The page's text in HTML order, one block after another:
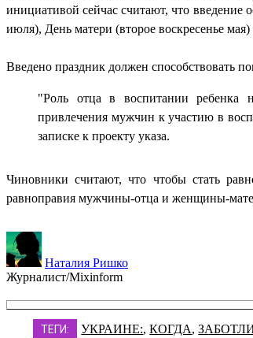
инициативой сейчас считают, что введение
июля), День матери (второе воскресенье
Введено праздник должен способствовать
"Роль отца в воспитании ребенка
привлечения мужчин к участию в
записке к проекту указа.
Чиновники считают, что чтобы стать
равноправия мужчины-отца и женщины-
Наталия Ришко
Журналист/Mixinform
ТЕГИ: УКРАИНЕ:,КОГДА,